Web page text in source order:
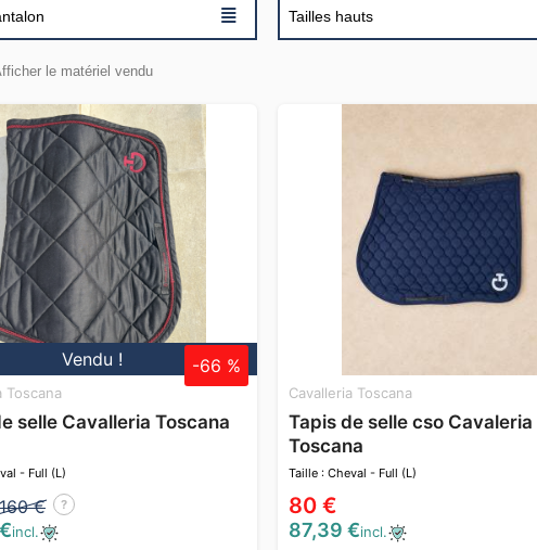
≣ Tailles hauts
le matériel vendu
Vendu !
Toscana
selle Cavalleria Toscana
- Full (L)
160 € ?
-66 %
incl.
Cavalleria Toscana
Tapis de selle cso Cavaleria
Toscana
Taille : Cheval - Full (L)
80 €
87,39 €incl.